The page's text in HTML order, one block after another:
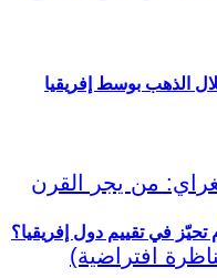
الذهب بوسط إفريقيا
تحيّز في تقييم دول إفريقيا؟